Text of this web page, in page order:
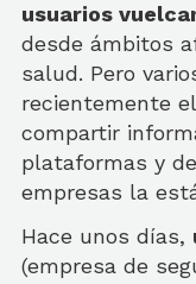
usuarios
desde ámbitos
salud. Pero
recientemente
compartir
plataformas y
empresas la
Hace unos días,
(empresa de